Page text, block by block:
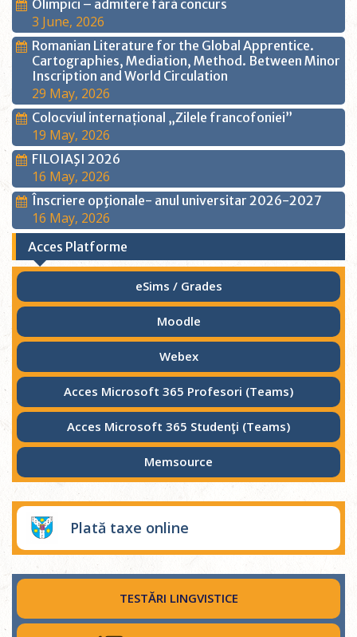
Olimpici – admitere fără concurs
3 June, 2026
Romanian Literature for the Global Apprentice.
Cartographies, Mediation, Method. Between Minor
Inscription and World Circulation
29 May, 2026
Colocviul internațional „Zilele francofoniei”
19 May, 2026
FILOIAŞI 2026
16 May, 2026
Înscriere opţionale- anul universitar 2026-2027
16 May, 2026
Acces Platforme
eSims / Grades
Moodle
Webex
Acces Microsoft 365 Profesori (Teams)
Acces Microsoft 365 Studenţi (Teams)
Memsource
Plată taxe online
TESTĂRI LINGVISTICE